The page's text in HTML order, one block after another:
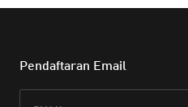
Pendaftaran Email